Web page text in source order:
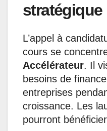
stratégique
L’appel à
cours se
Accélérateur. Il
besoins de
entreprises
croissance. Les
pourront